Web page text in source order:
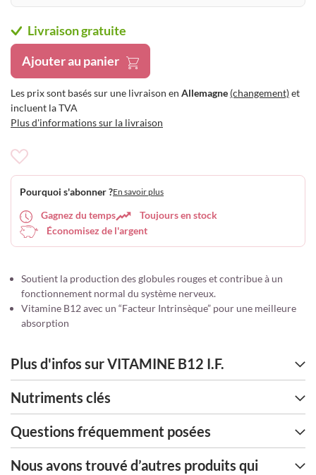
Soutient la production des globules rouges et contribue à un
fonctionnement normal du système nerveux.
Vitamine B12 avec un “Facteur Intrinsèque” pour une meilleure
absorption
Pourquoi s'abonner ?En savoir plus
Gagnez du temps
Toujours en stock
Économisez de l'argent
Livraison gratuite
Les prix sont basés sur une livraison en Allemagne (changement)et
incluent la TVA
Plus d'informations sur la livraison
Ajouter au panier
à
d’envie
Plus d'infos sur VITAMINE B12 I.F.
Nutriments clés
Questions fréquemment posées
Nous avons trouvé d’autres produits qui